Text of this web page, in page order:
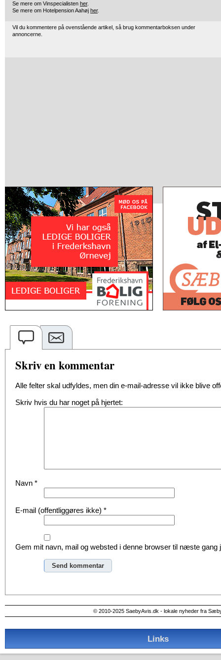
Se mere om Vinspecialisten her.
Se mere om Hotelpension Aahøj her.
Vil du kommentere på ovenstående artikel, så brug kommentarboksen under
annoncerne.
Skriv en kommentar
Alle felter skal udfyldes, men din e-mail-adresse vil ikke blive
Skriv hvis du har noget på hjertet:
Navn *
E-mail (offentliggøres ikke) *
Gem mit navn, mail og websted i denne browser til næste gang
© 2010-2025 SaebyAvis.dk - lokale nyheder fra
Links